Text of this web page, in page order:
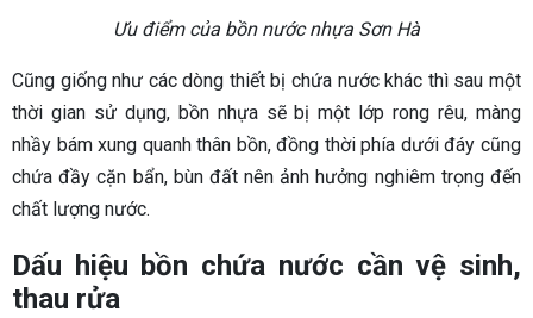
Ưu điểm của bồn nước nhựa Sơn Hà
Cũng giống như các dòng thiết bị chứa nước khác thì sau một
thời gian sử dụng, bồn nhựa sẽ bị một lớp rong rêu, màng
nhầy bám xung quanh thân bồn, đồng thời phía dưới đáy cũng
chứa đầy cặn bẩn, bùn đất nên ảnh hưởng nghiêm trọng đến
chất lượng nước.
Dấu hiệu bồn chứa nước cần vệ sinh,
thau rửa